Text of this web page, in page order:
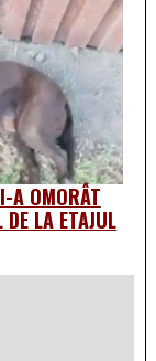
A OMORÂT
LA ETAJUL